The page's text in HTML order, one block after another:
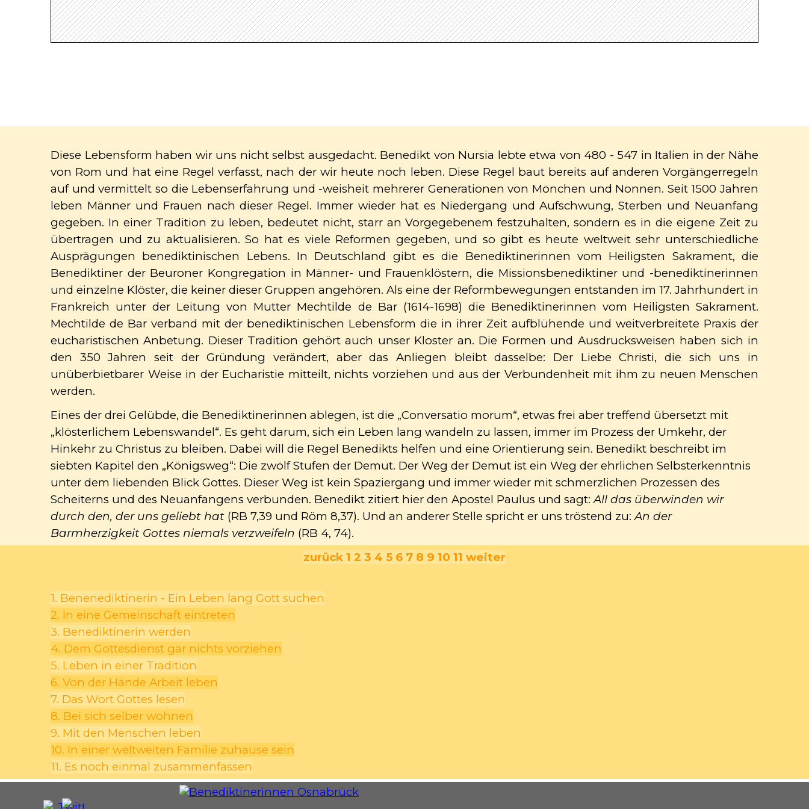
Diese Lebensform haben wir uns nicht selbst ausgedacht. Benedikt von Nursia lebte etwa von 480 - 547 in Italien in der Nähe
von Rom und hat eine Regel verfasst, nach der wir heute noch leben. Diese Regel baut bereits auf anderen Vorgängerregeln
auf und vermittelt so die Lebenserfahrung und -weisheit mehrerer Generationen von Mönchen und Nonnen. Seit 1500 Jahren
leben Männer und Frauen nach dieser Regel. Immer wieder hat es Niedergang und Aufschwung, Sterben und Neuanfang
gegeben. In einer Tradition zu leben, bedeutet nicht, starr an Vorgegebenem festzuhalten, sondern es in die eigene Zeit zu
übertragen und zu aktualisieren. So hat es viele Reformen gegeben, und so gibt es heute weltweit sehr unterschiedliche
Ausprägungen benediktinischen Lebens. In Deutschland gibt es die Benediktinerinnen vom Heiligsten Sakrament, die
Benediktiner der Beuroner Kongregation in Männer- und Frauenklöstern, die Missionsbenediktiner und -benediktinerinnen
und einzelne Klöster, die keiner dieser Gruppen angehören. Als eine der Reformbewegungen entstanden im 17. Jahrhundert in
Frankreich unter der Leitung von Mutter Mechtilde de Bar (1614-1698) die Benediktinerinnen vom Heiligsten Sakrament.
Mechtilde de Bar verband mit der benediktinischen Lebensform die in ihrer Zeit aufblühende und weitverbreitete Praxis der
eucharistischen Anbetung. Dieser Tradition gehört auch unser Kloster an. Die Formen und Ausdrucksweisen haben sich in
den 350 Jahren seit der Gründung verändert, aber das Anliegen bleibt dasselbe: Der Liebe Christi, die sich uns in
unüberbietbarer Weise in der Eucharistie mitteilt, nichts vorziehen und aus der Verbundenheit mit ihm zu neuen Menschen
werden.
Eines der drei Gelübde, die Benediktinerinnen ablegen, ist die „Conversatio morum“, etwas frei aber treffend übersetzt mit
„klösterlichem Lebenswandel“. Es geht darum, sich ein Leben lang wandeln zu lassen, immer im Prozess der Umkehr, der
Hinkehr zu Christus zu bleiben. Dabei will die Regel Benedikts helfen und eine Orientierung sein. Benedikt beschreibt im
siebten Kapitel den „Königsweg“: Die zwölf Stufen der Demut. Der Weg der Demut ist ein Weg der ehrlichen Selbsterkenntnis
unter dem liebenden Blick Gottes. Dieser Weg ist kein Spaziergang und immer wieder mit schmerzlichen Prozessen des
Scheiterns und des Neuanfangens verbunden. Benedikt zitiert hier den Apostel Paulus und sagt:All das überwinden wir
durch den, der uns geliebt hat (RB 7,39 und Röm 8,37). Und an anderer Stelle spricht er uns tröstend zu:An der
Barmherzigkeit Gottes niemals verzweifeln (RB 4, 74).
zurück 1 2 3 4 5 6 7 8 9 10 11 weiter
1. Benenediktinerin - Ein Leben lang Gott suchen
2. In eine Gemeinschaft eintreten
3. Benediktinerin werden
4. Dem Gottesdienst gar nichts vorziehen
5. Leben in einer Tradition
6. Von der Hände Arbeit leben
7. Das Wort Gottes lesen
8. Bei sich selber wohnen
9. Mit den Menschen leben
10. In einer weltweiten Familie zuhause sein
11. Es noch einmal zusammenfassen